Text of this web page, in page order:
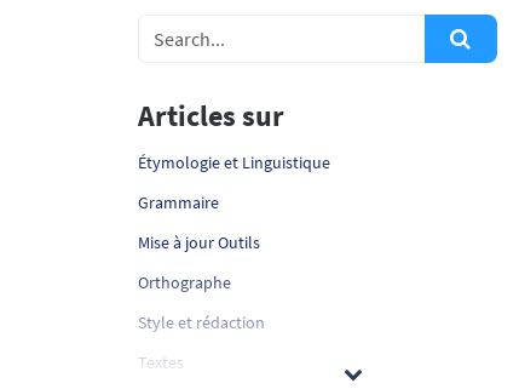
Articles sur
Étymologie et Linguistique
Grammaire
Mise à jour Outils
Orthographe
Style et rédaction
Textes